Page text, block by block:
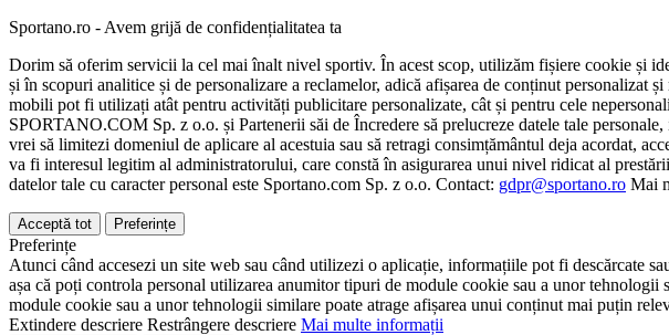
Sportano.ro - Avem grijă de confidențialitatea ta
Dorim să oferim servicii la cel mai înalt nivel sportiv. În acest scop, utilizăm fișiere cookie și
și în scopuri analitice și de personalizare a reclamelor, adică afișarea de conținut personalizat
mobili pot fi utilizați atât pentru activități publicitare personalizate, cât și pentru cele
SPORTANO.COM Sp. z o.o. și Partenerii săi de Încredere să prelucreze datele tale
vrei să limitezi domeniul de aplicare al acestuia sau să retragi consimțământul deja acordat,
va fi interesul legitim al administratorului, care constă în asigurarea unui nivel ridicat al
datelor tale cu caracter personal este Sportano.com Sp. z o.o. Contact: gdpr@sportano.ro Mai
Acceptă tot Preferințe
Preferințe
Atunci când accesezi un site web sau când utilizezi o aplicație, informațiile pot fi descărcate
așa că poți controla personal utilizarea anumitor tipuri de module cookie sau a unor
module cookie sau a unor tehnologii similare poate atrage afișarea unui conținut mai puțin
Extindere descriere Restrângere descriere Mai multe informații